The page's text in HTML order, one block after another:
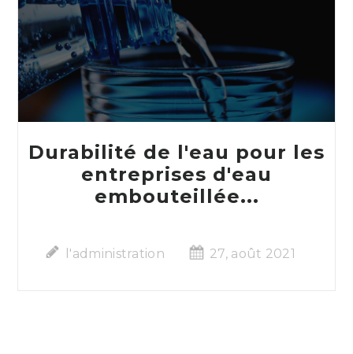
Durabilité de l'eau pour les
entreprises d'eau
embouteillée...
l'administration 27, août 2021